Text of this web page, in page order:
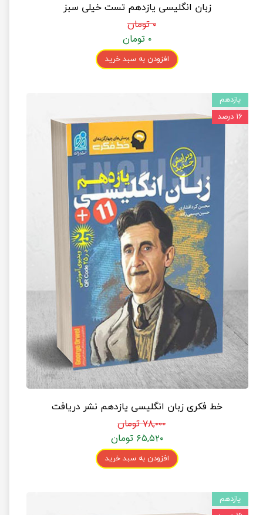
زبان انگلیسی یازدهم تست خیلی سبز
۰ تومان
۰ تومان
افزودن به سبد خرید
خط فکری زبان انگلیسی یازدهم نشر دریافت
۷۸,۰۰۰ تومان
۶۵,۵۲۰ تومان
افزودن به سبد خرید
یازدهم
۱۶ درصد
یازدهم